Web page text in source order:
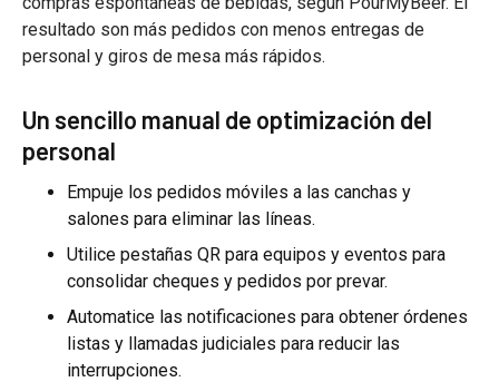
resultado son más pedidos con menos entregas de
personal y giros de mesa más rápidos.
Un sencillo manual de optimización del
personal
Empuje los pedidos móviles a las canchas y
salones para eliminar las líneas.
Utilice pestañas QR para equipos y eventos para
consolidar cheques y pedidos por prevar.
Automatice las notificaciones para obtener órdenes
listas y llamadas judiciales para reducir las
interrupciones.